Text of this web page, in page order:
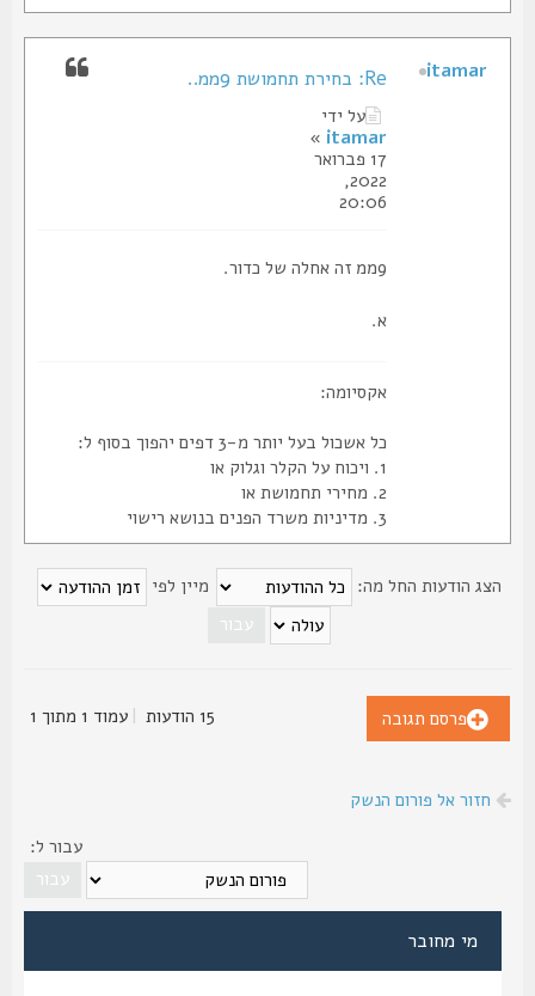
Re: בחירת תחמושת 9ממ..
על ידי
itamar
»
17 פברואר
2022,
20:06
אקסיומה:
כל אשכול בעל יותר מ-3 דפים יהפוך בסוף ל:
itamar
הודעות החל מה: מיין לפי
פרסם תגובה |עמוד1מתוך1
חזור אל פורום הנשק
עבור ל:
מי מחובר